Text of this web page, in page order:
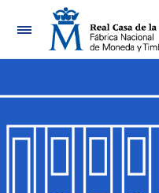
Nabigazioa
Erakutsi/Ezkutatu